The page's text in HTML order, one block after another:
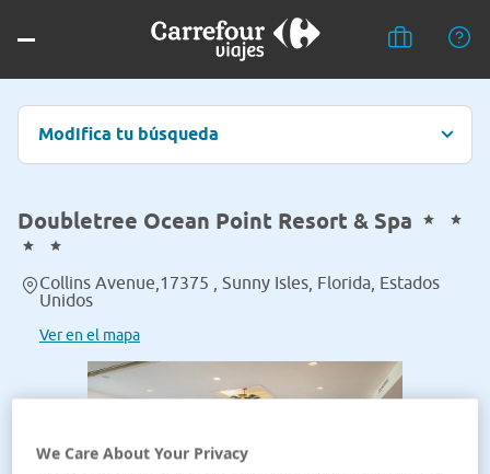
Modifica tu búsqueda
Doubletree Ocean Point Resort & Spa
Collins Avenue,17375 , Sunny Isles, Florida, Estados
Unidos
Ver en el mapa
We Care About Your Privacy